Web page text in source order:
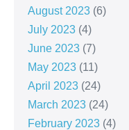
August 2023 (6)
July 2023 (4)
June 2023 (7)
May 2023 (11)
April 2023 (24)
March 2023 (24)
February 2023 (4)